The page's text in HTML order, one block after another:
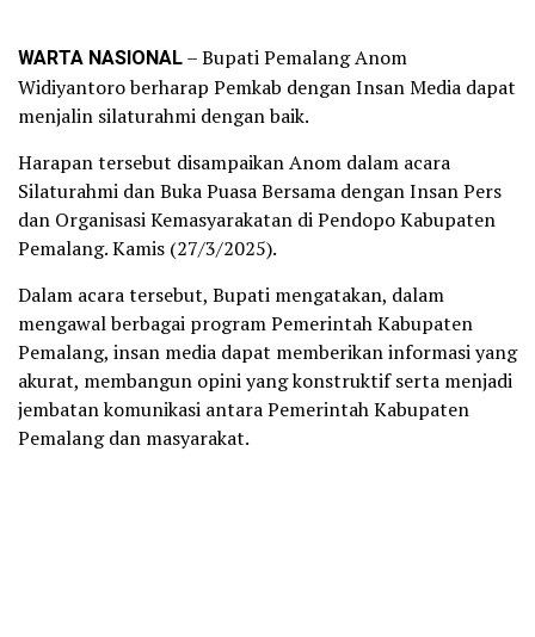
WARTA NASIONAL– Bupati Pemalang Anom
Widiyantoro berharap Pemkab dengan Insan Media dapat
menjalin silaturahmi dengan baik.
Harapan tersebut disampaikan Anom dalam acara
Silaturahmi dan Buka Puasa Bersama dengan Insan Pers
dan Organisasi Kemasyarakatan di Pendopo Kabupaten
Pemalang. Kamis (27/3/2025).
Dalam acara tersebut, Bupati mengatakan, dalam
mengawal berbagai program Pemerintah Kabupaten
Pemalang, insan media dapat memberikan informasi yang
akurat, membangun opini yang konstruktif serta menjadi
jembatan komunikasi antara Pemerintah Kabupaten
Pemalang dan masyarakat.